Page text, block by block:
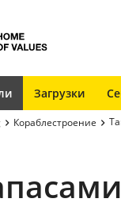
Загрузки
Кораблестроение